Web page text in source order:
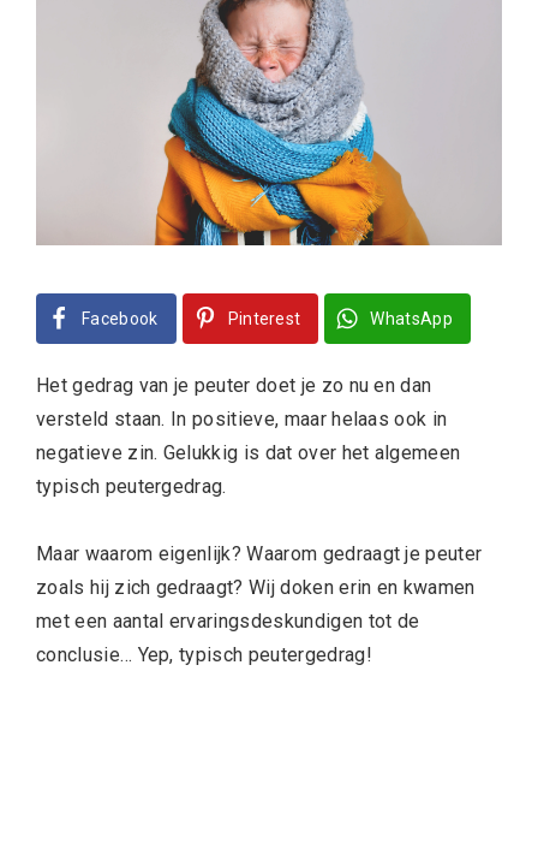
Facebook Pinterest WhatsApp
Het gedrag van je peuter doet je zo nu en dan
versteld staan. In positieve, maar helaas ook in
negatieve zin. Gelukkig is dat over het algemeen
typisch peutergedrag.
Maar waarom eigenlijk? Waarom gedraagt je peuter
zoals hij zich gedraagt? Wij doken erin en kwamen
met een aantal ervaringsdeskundigen tot de
conclusie… Yep, typisch peutergedrag!